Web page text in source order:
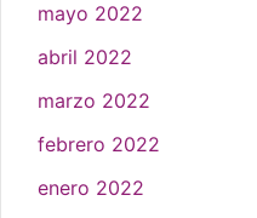
mayo 2022
abril 2022
marzo 2022
febrero 2022
enero 2022